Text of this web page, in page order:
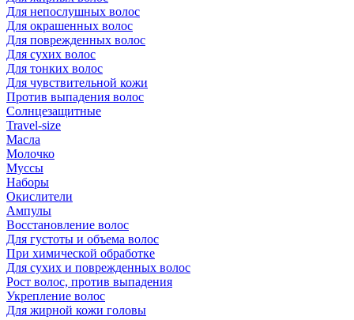
Для непослушных волос
Для окрашенных волос
Для поврежденных волос
Для сухих волос
Для тонких волос
Для чувствительной кожи
Против выпадения волос
Солнцезащитные
Travel-size
Масла
Молочко
Муссы
Наборы
Окислители
Ампулы
Восстановление волос
Для густоты и объема волос
При химической обработке
Для сухих и поврежденных волос
Рост волос, против выпадения
Укрепление волос
Для жирной кожи головы